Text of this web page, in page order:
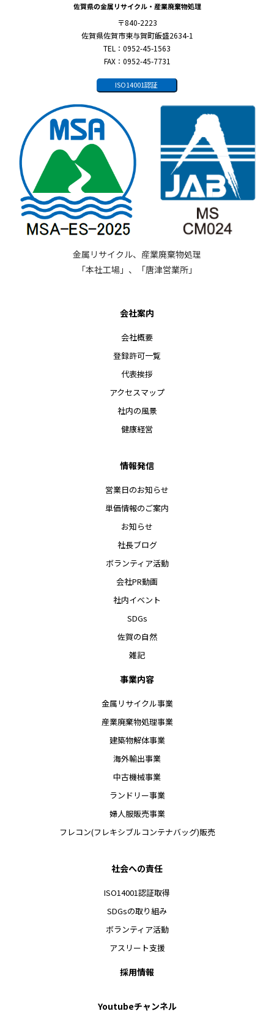
佐賀県の金属リサイクル・産業廃棄物処理
〒840-2223
佐賀県佐賀市東与賀町飯盛2634-1
TEL：0952-45-1563
FAX：0952-45-7731
ISO14001認証
金属リサイクル、産業廃棄物処理
「本社工場」、「唐津営業所」
会社案内
会社概要
登録許可一覧
代表挨拶
アクセスマップ
社内の風景
健康経営
情報発信
営業日のお知らせ
単価情報のご案内
お知らせ
社長ブログ
ボランティア活動
会社PR動画
社内イベント
SDGs
佐賀の自然
雑記
事業内容
金属リサイクル事業
産業廃棄物処理事業
建築物解体事業
海外輸出事業
中古機械事業
ランドリー事業
婦人服販売事業
フレコン(フレキシブルコンテナバッグ)販売
社会への責任
ISO14001認証取得
SDGsの取り組み
ボランティア活動
アスリート支援
採用情報
Youtubeチャンネル